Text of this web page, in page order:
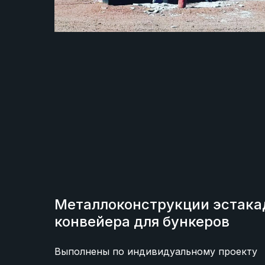
Металлоконструкции
конвейера для бункеров
Выполнены по индивидуальному проекту